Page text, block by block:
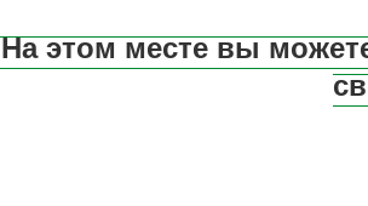
На этом месте вы